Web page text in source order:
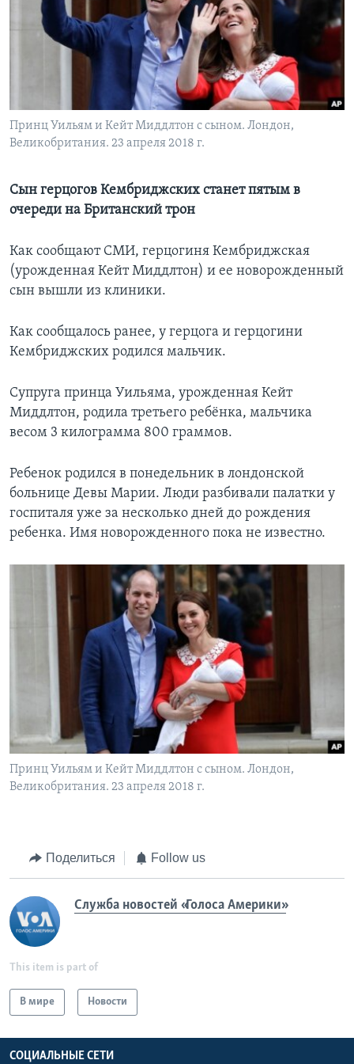
Learning English
Языки
Принц Уильям и Кейт Миддлтон с сыном. Лондон,
Великобритания. 23 апреля 2018 г.
Сын герцогов Кембриджских станет пятым в
очереди на Британский трон
Как сообщают СМИ, герцогиня Кембриджская
(урожденная Кейт Миддлтон) и ее новорожденный
сын вышли из клиники.
Как сообщалось ранее, у герцога и герцогини
Кембриджских родился мальчик.
Супруга принца Уильяма, урожденная Кейт
Миддлтон, родила третьего ребёнка, мальчика
весом 3 килограмма 800 граммов.
Ребенок родился в понедельник в лондонской
больнице Девы Марии. Люди разбивали палатки у
госпиталя уже за несколько дней до рождения
ребенка. Имя новорожденного пока не известно.
Принц Уильям и Кейт Миддлтон с сыном. Лондон,
Великобритания. 23 апреля 2018 г.
Поделиться Follow us
Служба новостей «Голоса Америки»
This item is part of
В мире Новости
СОЦИАЛЬНЫЕ СЕТИ